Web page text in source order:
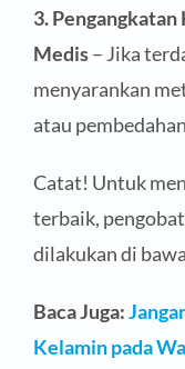
3.
Medis– Jika
menyarankan
atau
Catat! Untuk
terbaik,
dilakukan di
Baca Juga:
Kelamin pada